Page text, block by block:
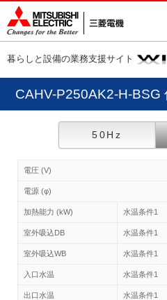
暮らしと設備の業務支援サイト
CAHV-P250AK2-H-BSG
50Hz
電圧 (V)
電源 (φ)
加熱能力 (kW) 水温条件1
室外吸込DB 水温条件1
室外吸込WB 水温条件1
入口水温 水温条件1
出口水温 水温条件1